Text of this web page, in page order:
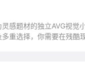
灵感题材的独立AVG视
重选择，你需要在残